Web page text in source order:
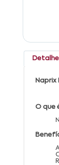
Naprix
O que